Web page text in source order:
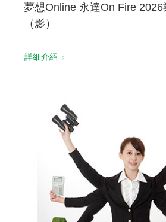
夢想Online 永達On Fire
（影）
詳細介紹